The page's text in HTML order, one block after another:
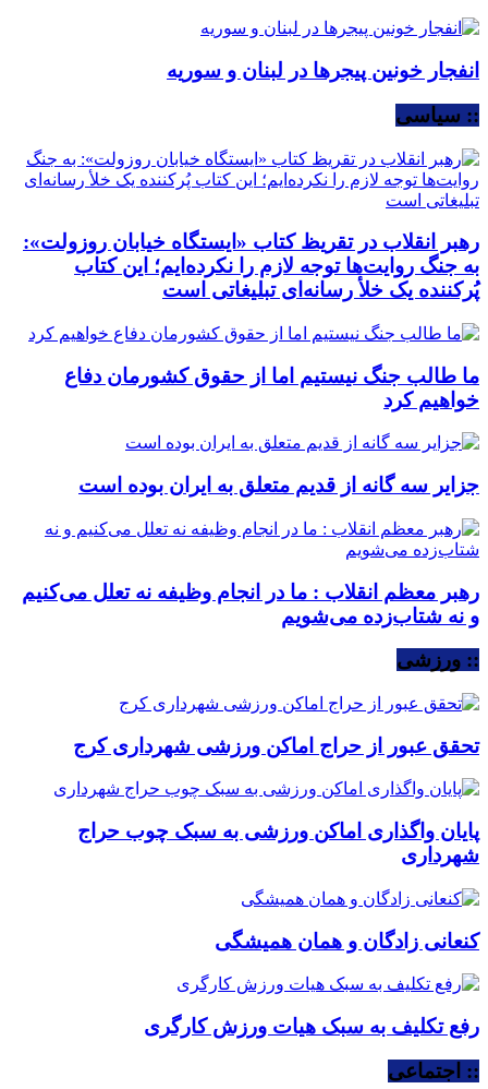
انفجار خونین پیجرها در لبنان و سوریه
:: سیاسی
رهبر انقلاب در تقریظ کتاب «ایستگاه خیابان روزولت»:
به جنگ روایت‌ها توجه لازم را نکرده‌ایم؛ این کتاب
پُرکننده‌ یک خلأ رسانه‌ای تبلیغاتی است
ما طالب جنگ نیستیم اما از حقوق کشورمان دفاع
خواهیم کرد
جزایر سه گانه از قدیم متعلق به ایران بوده است
رهبر معظم انقلاب : ما در انجام وظیفه نه تعلل می‌کنیم
و نه شتاب‌زده می‌شویم
:: ورزشی
تحقق عبور از حراج اماکن ورزشی شهرداری کرج
پایان واگذاری اماکن ورزشی به سبک چوب حراج
شهرداری
کنعانی زادگان و همان همیشگی
رفع تکلیف به سبک هیات ورزش کارگری
:: اجتماعی